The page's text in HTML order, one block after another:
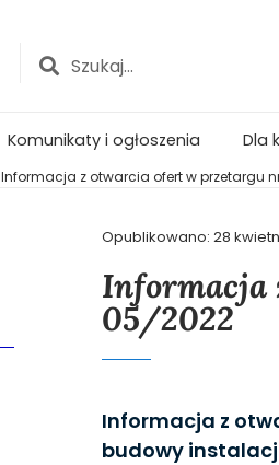
Komunikaty i ogłoszenia Dla
Informacja z otwarcia ofert w przetargu
Opublikowano:28
Informacja
05/2022
Informacja z
budowy